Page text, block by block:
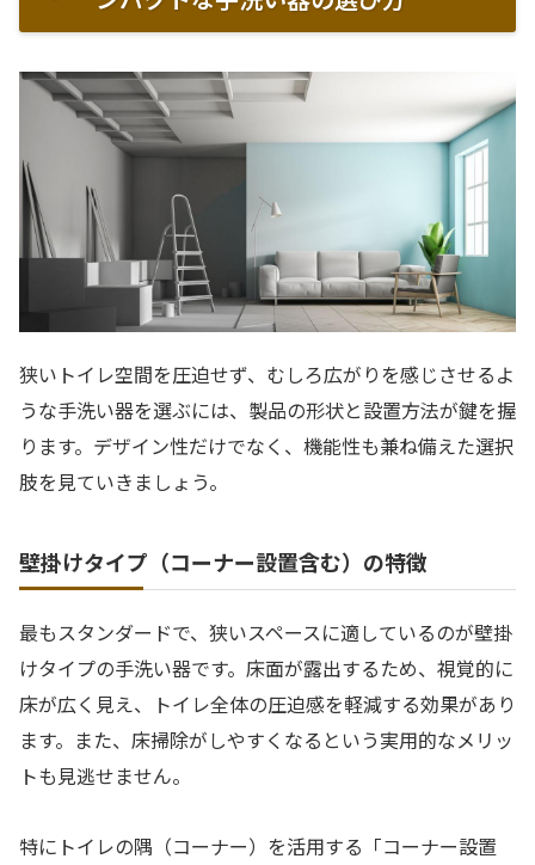
狭いトイレ空間を圧迫せず、むしろ広がりを感じさせるよ
うな手洗い器を選ぶには、製品の形状と設置方法が鍵を握
ります。デザイン性だけでなく、機能性も兼ね備えた選択
肢を見ていきましょう。
壁掛けタイプ（コーナー設置含む）の特徴
最もスタンダードで、狭いスペースに適しているのが壁掛
けタイプの手洗い器です。床面が露出するため、視覚的に
床が広く見え、トイレ全体の圧迫感を軽減する効果があり
ます。また、床掃除がしやすくなるという実用的なメリッ
トも見逃せません。
特にトイレの隅（コーナー）を活用する「コーナー設置